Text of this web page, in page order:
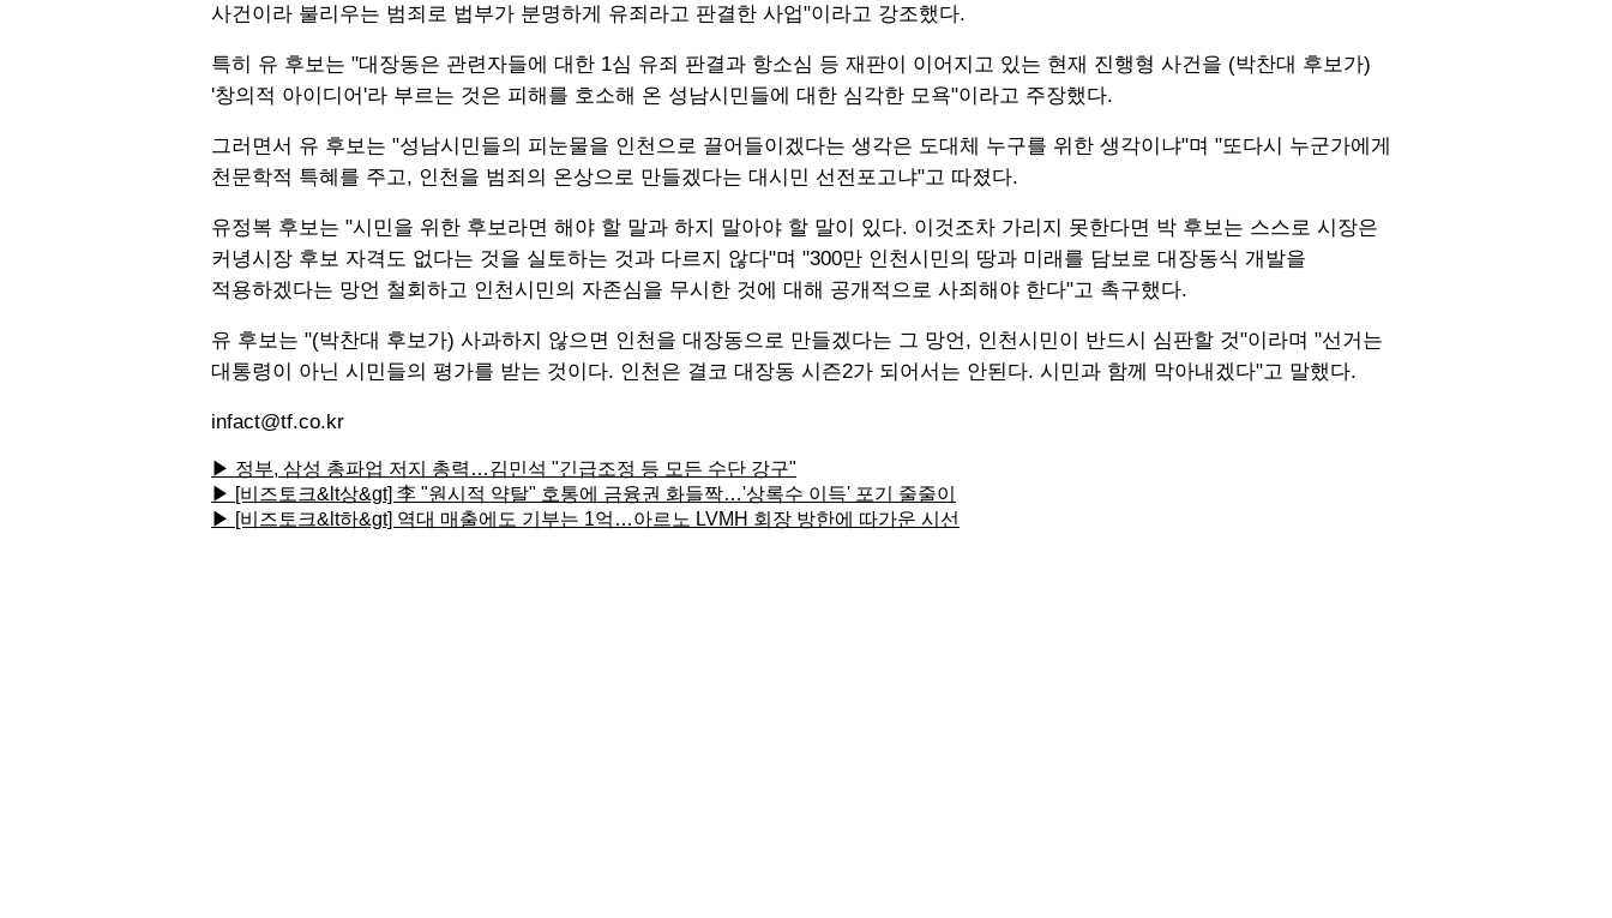
사건이라 불리우는 범죄로 법부가 분명하게 유죄라고 판결한 사업"이라고 강조했다.
특히 유 후보는 "대장동은 관련자들에 대한 1심 유죄 판결과 항소심 등 재판이 이어지고 있는 현재 진행형 사건을 (박찬대 후보가)
'창의적 아이디어'라 부르는 것은 피해를 호소해 온 성남시민들에 대한 심각한 모욕"이라고 주장했다.
그러면서 유 후보는 "성남시민들의 피눈물을 인천으로 끌어들이겠다는 생각은 도대체 누구를 위한 생각이냐"며 "또다시 누군가에게
천문학적 특혜를 주고, 인천을 범죄의 온상으로 만들겠다는 대시민 선전포고냐"고 따졌다.
유정복 후보는 "시민을 위한 후보라면 해야 할 말과 하지 말아야 할 말이 있다. 이것조차 가리지 못한다면 박 후보는 스스로 시장은
커녕시장 후보 자격도 없다는 것을 실토하는 것과 다르지 않다"며 "300만 인천시민의 땅과 미래를 담보로 대장동식 개발을
적용하겠다는 망언 철회하고 인천시민의 자존심을 무시한 것에 대해 공개적으로 사죄해야 한다"고 촉구했다.
유 후보는 "(박찬대 후보가) 사과하지 않으면 인천을 대장동으로 만들겠다는 그 망언, 인천시민이 반드시 심판할 것"이라며 "선거는
대통령이 아닌 시민들의 평가를 받는 것이다. 인천은 결코 대장동 시즌2가 되어서는 안된다. 시민과 함께 막아내겠다"고 말했다.
infact@tf.co.kr
▶ 정부, 삼성 총파업 저지 총력…김민석 "긴급조정 등 모든 수단 강구"
▶ [비즈토크&lt상&gt] 李 "원시적 약탈" 호통에 금융권 화들짝…'상록수 이득' 포기 줄줄이
▶ [비즈토크&lt하&gt] 역대 매출에도 기부는 1억…아르노 LVMH 회장 방한에 따가운 시선